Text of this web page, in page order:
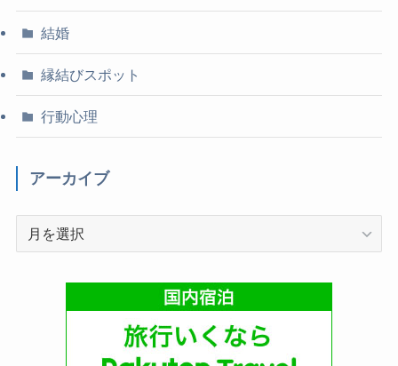
結婚
縁結びスポット
行動心理
アーカイブ